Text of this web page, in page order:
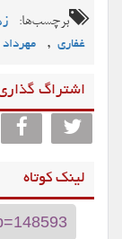
برچسب‌ها:
غفاری ,
اشتراگ
لینک کوتاه